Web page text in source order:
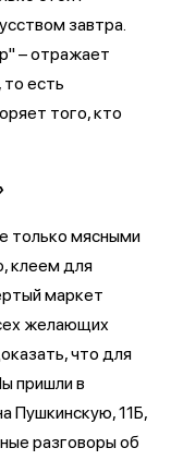
завтра.
– отражает
есть
того, кто
только мясными
клеем для
маркет
желающих
что для
пришли в
Пушкинскую, 11Б,
разговоры об